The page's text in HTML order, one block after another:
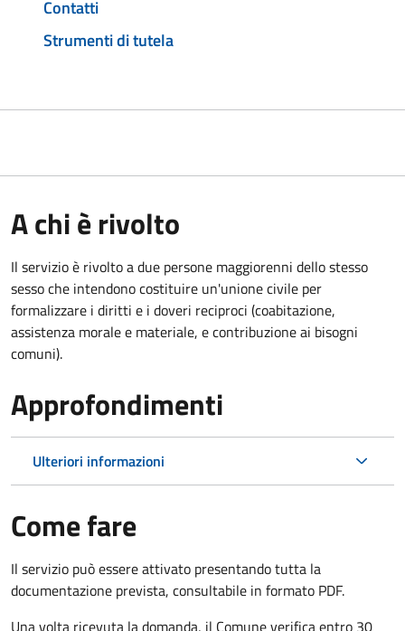
Contatti
Strumenti di tutela
A chi è rivolto
Il servizio è rivolto a due persone maggiorenni dello stesso
sesso che intendono costituire un'unione civile per
formalizzare i diritti e i doveri reciproci (coabitazione,
assistenza morale e materiale, e contribuzione ai bisogni
comuni).
Approfondimenti
Ulteriori informazioni
Come fare
Il servizio può essere attivato presentando tutta la
documentazione prevista, consultabile in formato PDF.
Una volta ricevuta la domanda, il Comune verifica entro 30